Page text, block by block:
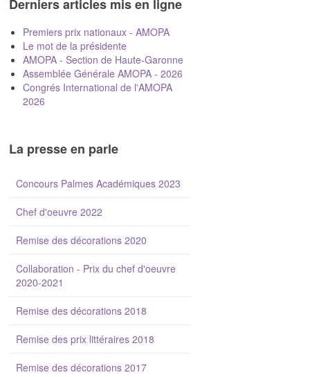
Derniers articles mis en ligne
Premiers prix nationaux - AMOPA
Le mot de la présidente
AMOPA - Section de Haute-Garonne
Assemblée Générale AMOPA - 2026
Congrés International de l'AMOPA
2026
La presse en parle
Concours Palmes Académiques 2023
Chef d'oeuvre 2022
Remise des décorations 2020
Collaboration - Prix du chef d'oeuvre
2020-2021
Remise des décorations 2018
Remise des prix littéraires 2018
Remise des décorations 2017